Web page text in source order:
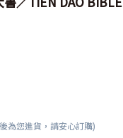
為您進貨，請安心訂購)